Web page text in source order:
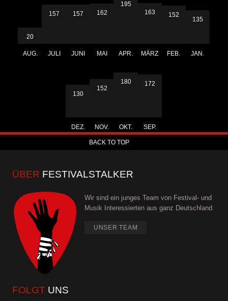
20
AUG.
157
JULI
157
JUNI
162
MAI
195
APR.
163
MÄRZ
152
FEB.
135
JAN.
130
DEZ.
152
NOV.
180
OKT.
172
SEP.
BACK TO TOP
ÜBER FESTIVALSTALKER
Wir sind ein junges Team von Festival- und
Musik Interessierten aus ganz Deutschland.
UNSER TEAM
FOLGT UNS